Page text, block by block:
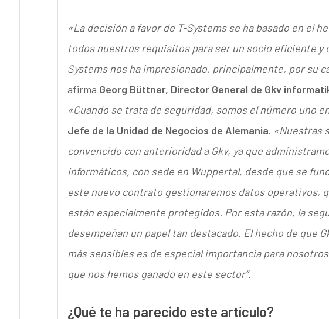
«La decisión a favor de T-Systems se ha basado en el
todos nuestros requisitos para ser un socio eficiente y
Systems nos ha impresionado, principalmente, por su
afirma Georg Büttner, Director General de Gkv
«Cuando se trata de seguridad, somos el número uno
Jefe de la Unidad de Negocios de Alemania. «Nuestras
convencido con anterioridad a Gkv, ya que
informáticos, con sede en Wuppertal, desde que se
este nuevo contrato gestionaremos datos operativos,
están especialmente protegidos. Por esta razón, la
desempeñan un papel tan destacado. El hecho de que
más sensibles es de especial importancia para
que nos hemos ganado en este sector”.
¿Qué te ha parecido este artículo?